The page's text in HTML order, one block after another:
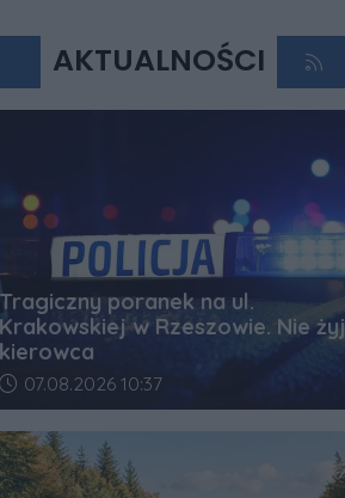
AKTUALNOŚCI
Tragiczny poranek na ul.
Krakowskiej w Rzeszowie. Nie
kierowca
Data dodania artykułu:
07.08.2026 10:37